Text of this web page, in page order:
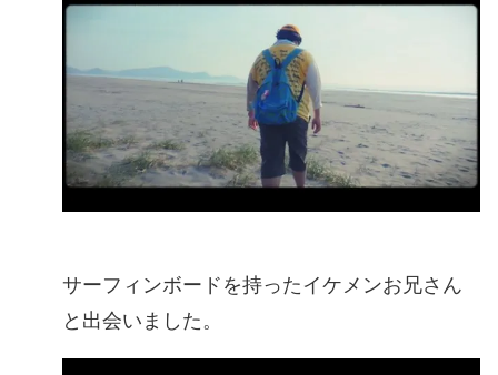
サーフィンボードを持ったイケメンお兄さん
と出会いました。